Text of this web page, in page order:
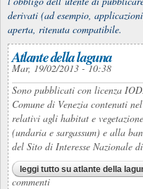
derivati (ad esempio,
aperta, ritenuta compatibile.
Atlante della laguna
Mar, 19/02/2013 - 10:38
Sono pubblicati con licenza
Comune di Venezia contenuti
relativi agli habitat e
(undaria e sargassum) e alla
del Sito di Interesse Nazionale
leggi tutto su atlante della
commenti